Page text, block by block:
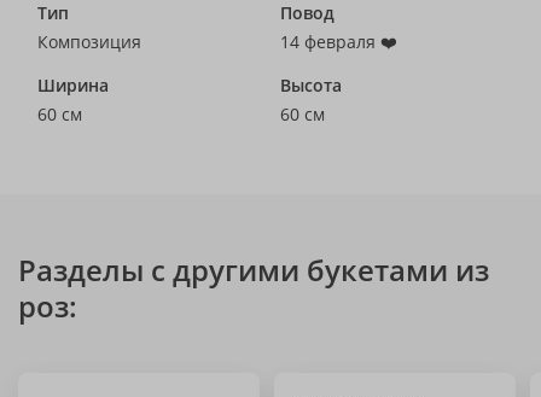
Тип
Композиция
Повод
14 февраля ❤️
Ширина
60 см
Высота
60 см
Разделы с другими букетами из
роз: